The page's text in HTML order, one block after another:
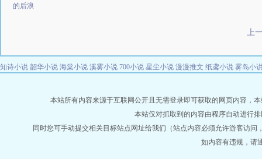
的后浪
上
知诗小说 韶华小说 海棠小说 溪雾小说 700小说 星尘小说 漫漫推文 纸鸢小说 雾岛小
本站所有内容来源于互联网公开且无需登录即可获取的网页内容，
本站仅对抓取到的内容由程序自动进行
同时您可手动提交相关目标站点网址给我们（站点内容必须允许游客访
如内容有违规，请